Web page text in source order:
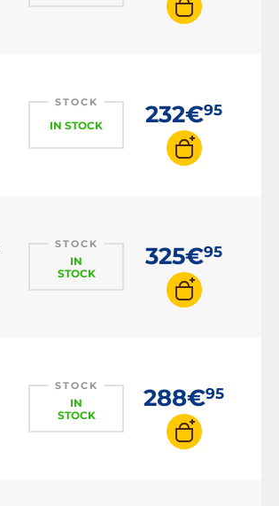
STOCK
IN STOCK 232€95
STOCK
IN
STOCK
325€95
STOCK
IN
STOCK
288€95